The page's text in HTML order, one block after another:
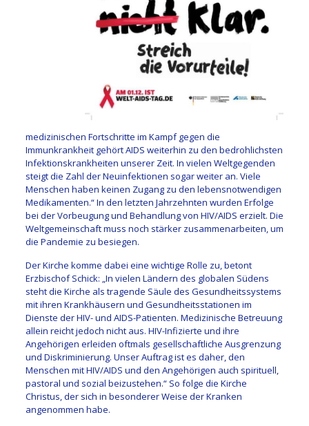
medizinischen Fortschritte im Kampf gegen die
Immunkrankheit gehört AIDS weiterhin zu den bedrohlichsten
Infektionskrankheiten unserer Zeit. In vielen Weltgegenden
steigt die Zahl der Neuinfektionen sogar weiter an. Viele
Menschen haben keinen Zugang zu den lebensnotwendigen
Medikamenten.“ In den letzten Jahrzehnten wurden Erfolge
bei der Vorbeugung und Behandlung von HIV/AIDS erzielt. Die
Weltgemeinschaft muss noch stärker zusammenarbeiten, um
die Pandemie zu besiegen.
Der Kirche komme dabei eine wichtige Rolle zu, betont
Erzbischof Schick: „In vielen Ländern des globalen Südens
steht die Kirche als tragende Säule des Gesundheitssystems
mit ihren Krankhäusern und Gesundheitsstationen im
Dienste der HIV- und AIDS-Patienten. Medizinische Betreuung
allein reicht jedoch nicht aus. HIV-Infizierte und ihre
Angehörigen erleiden oftmals gesellschaftliche Ausgrenzung
und Diskriminierung. Unser Auftrag ist es daher, den
Menschen mit HIV/AIDS und den Angehörigen auch spirituell,
pastoral und sozial beizustehen.“ So folge die Kirche
Christus, der sich in besonderer Weise der Kranken
angenommen habe.